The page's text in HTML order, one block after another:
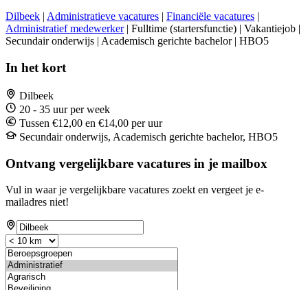
Dilbeek | Administratieve vacatures | Financiële vacatures |
Administratief medewerker| Fulltime (startersfunctie) | Vakantiejob |
Secundair onderwijs | Academisch gerichte bachelor | HBO5
In het kort
Dilbeek
20 - 35 uur per week
Tussen €12,00 en €14,00 per uur
Secundair onderwijs, Academisch gerichte bachelor, HBO5
Ontvang vergelijkbare vacatures in je mailbox
Vul in waar je vergelijkbare vacatures zoekt en vergeet je e-
mailadres niet!